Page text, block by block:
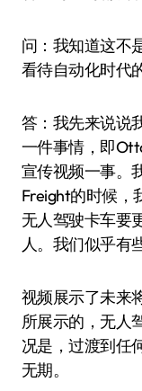
问：我知道这不
看待自动化时代
答：我先来说说
一件事情，即
宣传视频一事。
Freight的时候，
无人驾驶卡车要
人。我们似乎有
视频展示了未来
所展示的，无人
况是，过渡到任
无期。